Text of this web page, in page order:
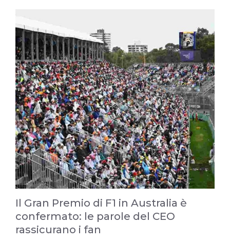
Il Gran Premio di F1 in Australia è
confermato: le parole del CEO
rassicurano i fan